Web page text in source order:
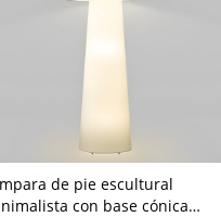
de pie escultural
con base cónica